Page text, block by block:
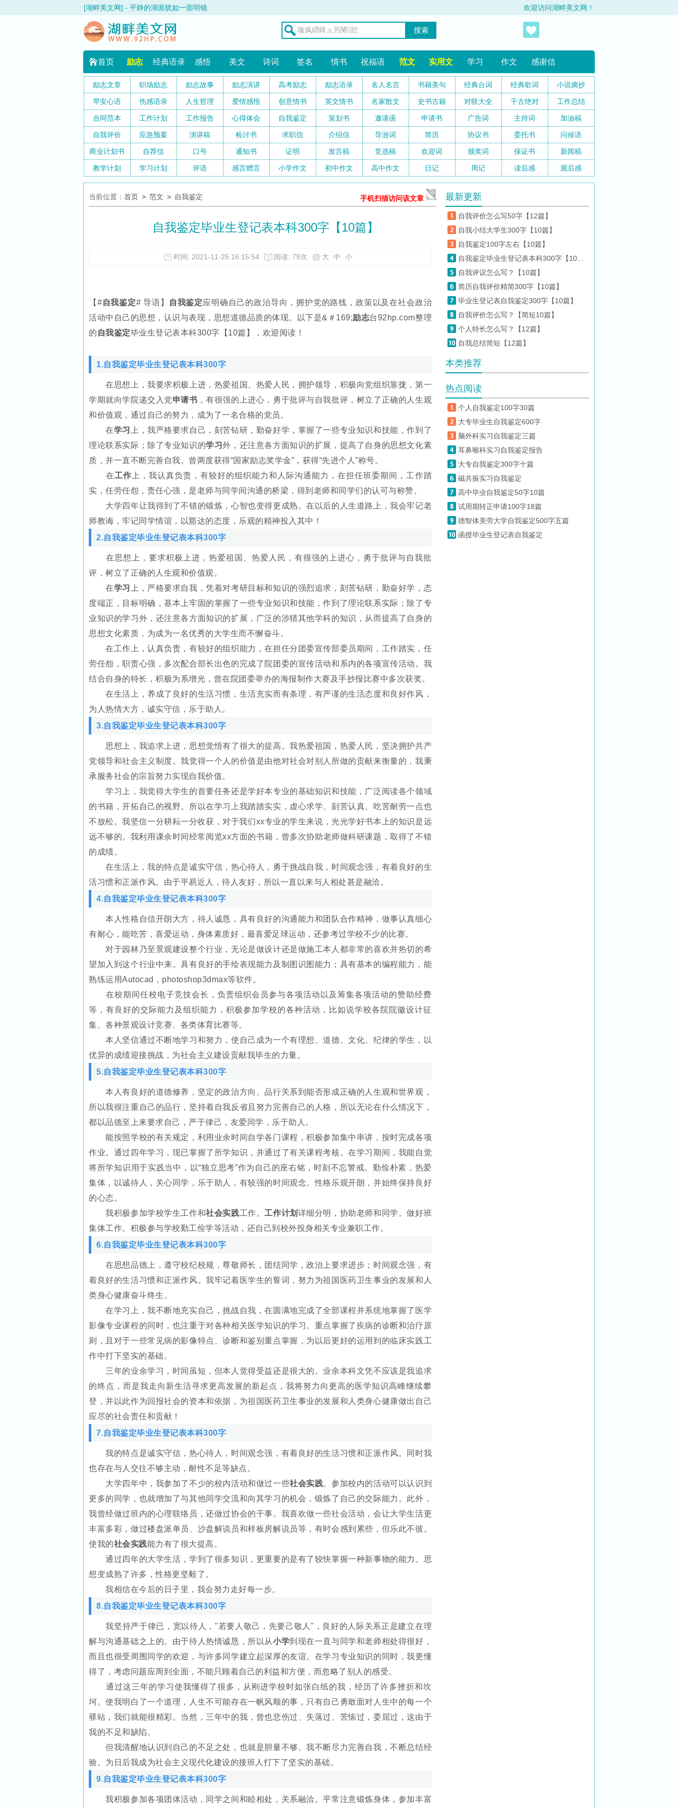
[湖畔美文网] - 平静的湖面犹如一面明镜 欢迎访问湖畔美文网！
搜索
首页 励志 经典语录 感悟 美文 诗词 签名 情书 祝福语 范文 实用文 学习 作文 感谢信
励志文章 职场励志 励志故事 励志演讲 高考励志 励志语录 名人名言 书籍美句 经典台词 经典歌词 小说摘抄
早安心语 伤感语录 人生哲理 爱情感悟 创意情书 英文情书 名家散文 史书古籍 对联大全 千古绝对 工作总结
合同范本 工作计划 工作报告 心得体会 自我鉴定 策划书 邀请函 申请书 广告词 主持词 加油稿
自我评价 应急预案 演讲稿 检讨书 求职信 介绍信 导游词 简历 协议书 委托书 问候语
商业计划书 自荐信 口号 通知书 证明 发言稿 竞选稿 欢迎词 颁奖词 保证书 新闻稿
教学计划 学习计划 评语 感言赠言 小学作文 初中作文 高中作文 日记 周记 读后感 观后感
当前位置： 首页 > 范文 > 自我鉴定 手机扫描访问该文章
自我鉴定毕业生登记表本科300字【10篇】
时间: 2021-11-25 16:15:54 阅读: 79次 大 中 小
【#自我鉴定# 导语】 自我鉴定应明确自己的政治导向，拥护党的路线，政策以及在社会政治
活动中自己的思想，认识与表现，思想道德品质的体现。以下是&＃169;励志台92hp.com整理
的 自我鉴定毕业生登记表本科300字【10篇】，欢迎阅读！
1.自我鉴定毕业生登记表本科300字
在思想上，我要求积极上进，热爱祖国、热爱人民，拥护领导，积极向党组织靠拢，第一
学期就向学院递交入党申请书 ，有很强的上进心，勇于批评与自我批评，树立了正确的人生观
和价值观，通过自己的努力，成为了一名合格的党员。
在学习
上，我严格要求自己，刻苦钻研，勤奋好学，掌握了一些专业知识和技能，作到了
理论联系实际；除了专业知识的学习外，还注意各方面知识的扩展，提高了自身的思想文化素
质，并一直不断完善自我。曾两度获得“国家励志奖学金”，获得“先进个人”称号。
在工作 上，我认真负责，有较好的组织能力和人际沟通能力，在担任班委期间，工作踏
实，任劳任怨，责任心强，是老师与同学间沟通的桥梁，得到老师和同学们的认可与称赞。
大学四年让我得到了不错的锻炼，心智也变得更成熟。在以后的人生道路上，我会牢记老
师教诲，牢记同学情谊，以豁达的态度，乐观的精神投入其中！
2.自我鉴定毕业生登记表本科300字
在思想上，要求积极上进，热爱祖国、热爱人民，有很强的上进心，勇于批评与自我批
评，树立了正确的人生观和价值观。
在学习
上，严格要求自我，凭着对考研目标和知识的强烈追求，刻苦钻研，勤奋好学，态
度端正，目标明确，基本上牢固的掌握了一些专业知识和技能，作到了理论联系实际；除了专
业知识的学习外，还注意各方面知识的扩展，广泛的涉猎其他学科的知识，从而提高了自身的
思想文化素质，为成为一名优秀的大学生而不懈奋斗。
在工作上，认真负责，有较好的组织能力，在担任分团委宣传部委员期间，工作踏实，任
劳任怨，职责心强，多次配合部长出色的完成了院团委的宣传活动和系内的各项宣传活动。我
结合自身的特长，积极为系增光，曾在院团委举办的海报制作大赛及手抄报比赛中多次获奖。
在生活上，养成了良好的生活习惯，生活充实而有条理，有严谨的生活态度和良好作风，
为人热情大方，诚实守信，乐于助人。
3.自我鉴定毕业生登记表本科300字
思想上，我追求上进，思想觉悟有了很大的提高。我热爱祖国，热爱人民，坚决拥护共产
党领导和社会主义制度。我觉得一个人的价值是由他对社会对别人所做的贡献来衡量的，我秉
承服务社会的宗旨努力实现自我价值。
学习上，我觉得大学生的首要任务还是学好本专业的基础知识和技能，广泛阅读各个领域
的书籍，开拓自己的视野。所以在学习上我踏踏实实，虚心求学、刻苦认真、吃苦耐劳一点也
不放松。我坚信一分耕耘一分收获，对于我们xx专业的学生来说，光光学好书本上的知识是远
远不够的。我利用课余时间经常阅览xx方面的书籍，曾多次协助老师做科研课题，取得了不错
的成绩。
在生活上，我的特点是诚实守信，热心待人，勇于挑战自我，时间观念强，有着良好的生
活习惯和正派作风。由于平易近人，待人友好，所以一直以来与人相处甚是融洽。
4.自我鉴定毕业生登记表本科300字
本人性格自信开朗大方，待人诚恳，具有良好的沟通能力和团队合作精神，做事认真细心
有耐心，能吃苦，喜爱运动，身体素质好，最喜爱足球运动，还参考过学校不少的比赛。
对于园林乃至景观建设整个行业，无论是做设计还是做施工本人都非常的喜欢并热切的希
望加入到这个行业中来。具有良好的手绘表现能力及制图识图能力；具有基本的编程能力，能
熟练运用Autocad，photoshop3dmax等软件。
在校期间任校电子竞技会长，负责组织会员参与各项活动以及筹集各项活动的赞助经费
等，有良好的交际能力及组织能力，积极参加学校的各种活动，比如说学校各院院徽设计征
集、各种景观设计竞赛、各类体育比赛等。
本人坚信通过不断地学习和努力，使自己成为一个有理想、道德、文化、纪律的学生，以
优异的成绩迎接挑战，为社会主义建设贡献我毕生的力量。
5.自我鉴定毕业生登记表本科300字
本人有良好的道德修养，坚定的政治方向。品行关系到能否形成正确的人生观和世界观，
所以我很注重自己的品行，坚持着自我反省且努力完善自己的人格，所以无论在什么情况下，
都以品德至上来要求自己，严于律己，友爱同学，乐于助人。
能按照学校的有关规定，利用业余时间自学各门课程，积极参加集中串讲，按时完成各项
作业。通过四年学习，现已掌握了所学知识，并通过了有关课程考核。在学习期间，我能自觉
将所学知识用于实践当中，以“独立思考”作为自己的座右铭，时刻不忘警戒。勤俭朴素，热爱
集体，以诚待人，关心同学，乐于助人，有较强的时间观念。性格乐观开朗，并始终保持良好
的心态。
我积极参加学校学生工作和社会实践工作。工作计划 详细分明，协助老师和同学。做好班
集体工作。积极参与学校勤工俭学等活动，还自己到校外投身相关专业兼职工作。
6.自我鉴定毕业生登记表本科300字
在思想品德上，遵守校纪校规，尊敬师长，团结同学，政治上要求进步；时间观念强，有
着良好的生活习惯和正派作风。我牢记着医学生的誓词，努力为祖国医药卫生事业的发展和人
类身心健康奋斗终生。
在学习上，我不断地充实自己，挑战自我，在圆满地完成了全部课程并系统地掌握了医学
影像专业课程的同时，也注重于对各种相关医学知识的学习。重点掌握了疾病的诊断和治疗原
则，且对于一些常见病的影像特点、诊断和鉴别重点掌握，为以后更好的运用到的临床实践工
作中打下坚实的基础。
三年的业余学习，时间虽短，但本人觉得受益还是很大的。业余本科文凭不应该是我追求
的终点，而是我走向新生活寻求更高发展的新起点，我将努力向更高的医学知识高峰继续攀
登，并以此作为回报社会的资本和依据，为祖国医药卫生事业的发展和人类身心健康做出自己
应尽的社会责任和贡献！
7.自我鉴定毕业生登记表本科300字
我的特点是诚实守信，热心待人，时间观念强，有着良好的生活习惯和正派作风。同时我
也存在与人交往不够主动，耐性不足等缺点。
大学四年中，我参加了不少的校内活动和做过一些社会实践。参加校内的活动可以认识到
更多的同学，也就增加了与其他同学交流和向其学习的机会，锻炼了自己的交际能力。此外，
我曾经做过班内的心理联络员，还做过协会的干事。我喜欢做一些社会活动，会让大学生活更
丰富多彩，做过楼盘派单员、沙盘解说员和样板房解说员等，有时会感到累些，但乐此不彼。
使我的社会实践能力有了很大提高。
通过四年的大学生活，学到了很多知识，更重要的是有了较快掌握一种新事物的能力。思
想变成熟了许多，性格更坚毅了。
我相信在今后的日子里，我会努力走好每一步。
8.自我鉴定毕业生登记表本科300字
我坚持严于律已，宽以待人，"若要人敬己，先要己敬人"，良好的人际关系正是建立在理
解与沟通基础之上的。由于待人热情诚恳，所以从小学到现在一直与同学和老师相处得很好，
而且也很受周围同学的欢迎，与许多同学建立起深厚的友谊。在学习专业知识的同时，我更懂
得了，考虑问题应周到全面，不能只顾着自己的利益和方便，而忽略了别人的感受。
通过这三年的学习使我懂得了很多，从刚进学校时如张白纸的我，经历了许多挫折和坎
坷。使我明白了一个道理，人生不可能存在一帆风顺的事，只有自己勇敢面对人生中的每一个
驿站，我们就能很精彩。当然，三年中的我，曾也悲伤过、失落过、苦恼过，委屈过，这由于
我的不足和缺陷。
但我清醒地认识到自己的不足之处，也就是胆量不够。我不断尽力完善自我，不断总结经
验。为日后我成为社会主义现代化建设的接班人打下了坚实的基础。
9.自我鉴定毕业生登记表本科300字
我积极参加各项团体活动，同学之间和睦相处，关系融洽。平常注意锻炼身体，参加丰富
最新更新
自我评价怎么写50字【12篇】
自我小结大学生300字【10篇】
自我鉴定100字左右【10篇】
自我评议怎么写？【10篇】
简历自我评价精简300字【10篇】
毕业生登记表自我鉴定300字【10篇】
自我评价怎么写？【简短10篇】
个人特长怎么写？【12篇】
自我总结简短【12篇】
本类推荐
热点阅读
个人自我鉴定100字30篇
大专毕业生自我鉴定600字
脑外科实习自我鉴定三篇
耳鼻喉科实习自我鉴定报告
大专自我鉴定300字十篇
磁共振实习自我鉴定
高中毕业自我鉴定50字10篇
试用期转正申请100字18篇
德智体美劳大学自我鉴定500字五篇
函授毕业生登记表自我鉴定